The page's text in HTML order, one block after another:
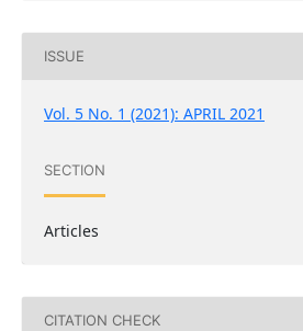
ISSUE
Vol. 5 No. 1 (2021): APRIL 2021
SECTION
Articles
CITATION CHECK